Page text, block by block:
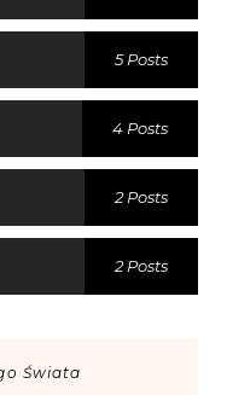
5 Posts
4 Posts
2 Posts
2 Posts
Świata